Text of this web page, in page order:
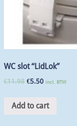
WC slot “LidLok”
€11.98 €5.50 incl. BTW
Add to cart